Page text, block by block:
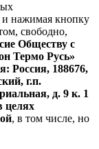
и нажимая кнопку
свободно,
Обществу с
Термо Русь»
Россия, 188676,
г.п.
д. 9 к. 1
целях
, в том числе, но